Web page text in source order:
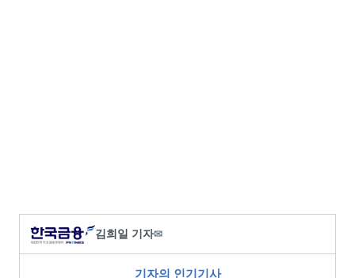
김희일 기자✉
기자의 인기기사